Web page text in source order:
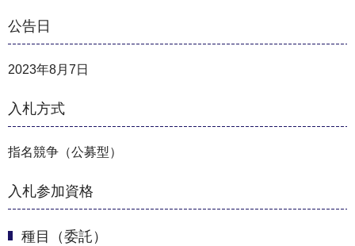
公告日
2023年8月7日
入札方式
指名競争（公募型）
入札参加資格
種目（委託）